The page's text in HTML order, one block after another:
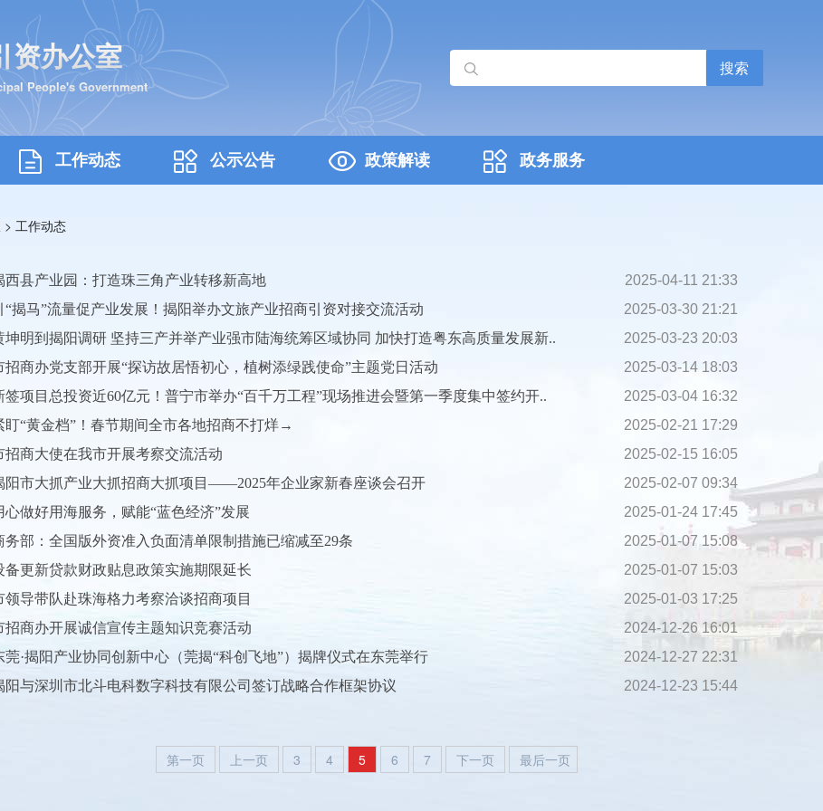
资办公室
People's Government
搜索
工作动态 公示公告 政策解读 政务服务
> 工作动态
西县产业园：打造珠三角产业转移新高地
2025-04-11 21:33
“揭马”流量促产业发展！揭阳举办文旅产业招商引资对接交流活动
2025-03-30 21:21
坤明到揭阳调研 坚持三产并举产业强市陆海统筹区域协同 加快打造粤东高质量发展新..
2025-03-23 20:03
招商办党支部开展“探访故居悟初心，植树添绿践使命”主题党日活动
2025-03-14 18:03
签项目总投资近60亿元！普宁市举办“百千万工程”现场推进会暨第一季度集中签约开..
2025-03-04 16:32
盯“黄金档”！春节期间全市各地招商不打烊→
2025-02-21 17:29
招商大使在我市开展考察交流活动
2025-02-15 16:05
阳市大抓产业大抓招商大抓项目——2025年企业家新春座谈会召开
2025-02-07 09:34
心做好用海服务，赋能“蓝色经济”发展
2025-01-24 17:45
务部：全国版外资准入负面清单限制措施已缩减至29条
2025-01-07 15:08
备更新贷款财政贴息政策实施期限延长
2025-01-07 15:03
领导带队赴珠海格力考察洽谈招商项目
2025-01-03 17:25
招商办开展诚信宣传主题知识竞赛活动
2024-12-26 16:01
莞·揭阳产业协同创新中心（莞揭“科创飞地”）揭牌仪式在东莞举行
2024-12-27 22:31
阳与深圳市北斗电科数字科技有限公司签订战略合作框架协议
2024-12-23 15:44
第一页 上一页 3 4 5 6 7 下一页 最后一页